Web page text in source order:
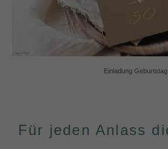
Einladung Geburtstag
Für jeden Anlass